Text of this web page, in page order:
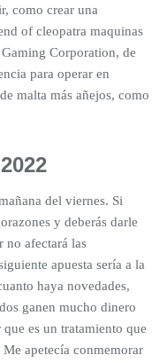
como crear una
of cleopatra maquinas
Corporation, de
para operar en
malta más añejos, como
del viernes. Si
y deberás darle
no afectará las
apuesta sería a la
haya novedades,
ganen mucho dinero
es un tratamiento que
apetecía conmemorar